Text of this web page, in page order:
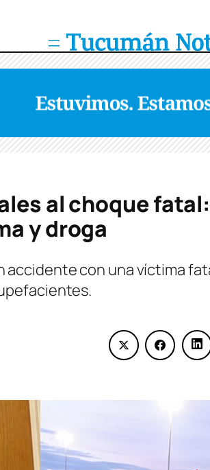
al choque
y droga
con una víctima